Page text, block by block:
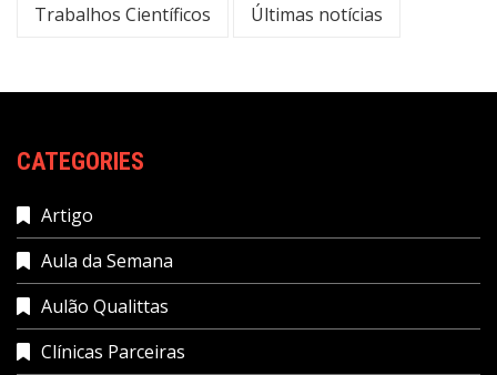
Trabalhos Científicos Últimas notícias
CATEGORIES
Artigo
Aula da Semana
Aulão Qualittas
Clínicas Parceiras